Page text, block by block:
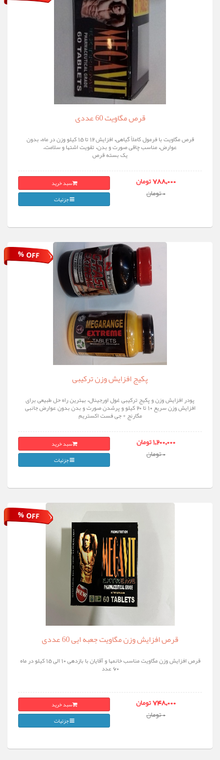
قرص مگاویت 60 عددی
قرص مگاویت با فرمول کاملاً گیاهی، افزایش ۱۲ تا ۱۵ کیلو وزن در ماه، بدون
عوارض، مناسب چاقی صورت و بدن، تقویت اشتها و سلامت.
یک بسته قرص
788,000 تومان
0 تومان
سبد خرید
جزئیات
% OFF
پکیج افزایش وزن ترکیبی
پودر افزایش وزن و پکیج ترکیبی غول اورجینال، بهترین راه حل طبیعی برای
افزایش وزن سریع ۱۰ تا ۲۰ کیلو و پرشدن صورت و بدن بدون عوارض جانبی
مگارنج + جی فست اکستریم
1,200,000 تومان
0 تومان
سبد خرید
جزئیات
% OFF
قرص افزایش وزن مگاویت جعبه ایی 60 عددی
قرص افزایش وزن مگاویت مناسب خانمها و آقایان با بازدهی 10 الی 15 کیلو در ماه
60 عدد
748,000 تومان
0 تومان
سبد خرید
جزئیات